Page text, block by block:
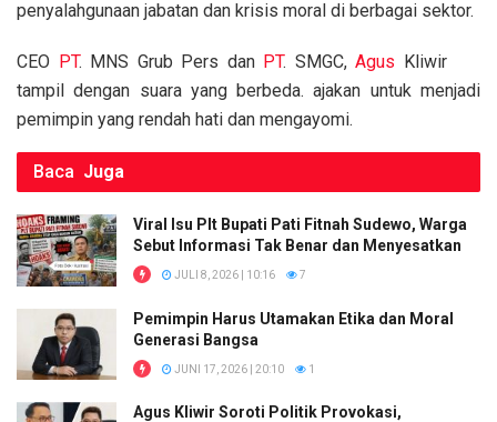
o
o
k
A
p
p
n
k
penyalahgunaan jabatan dan krisis moral di berbagai sektor.
CEO PT. MNS Grub Pers dan PT. SMGC,Agus Kliwir
tampil dengan suara yang berbeda. ajakan untuk menjadi
pemimpin yang rendah hati dan mengayomi.
Baca Juga
Viral Isu Plt Bupati Pati Fitnah Sudewo, Warga
Sebut Informasi Tak Benar dan Menyesatkan
JULI 8, 2026 | 10:16 7
Pemimpin Harus Utamakan Etika dan Moral
Generasi Bangsa
JUNI 17, 2026 | 20:10 1
Agus Kliwir Soroti Politik Provokasi,